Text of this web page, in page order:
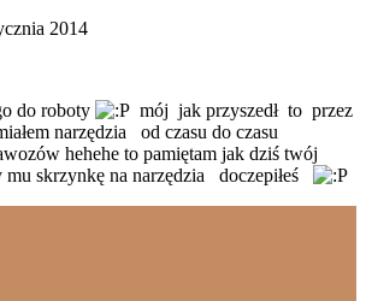
2014
do roboty
mój jak przyszedł to przez
narzędzia od czasu do czasu
hehehe to pamiętam jak dziś twój
mu skrzynkę na narzędzia doczepiłeś